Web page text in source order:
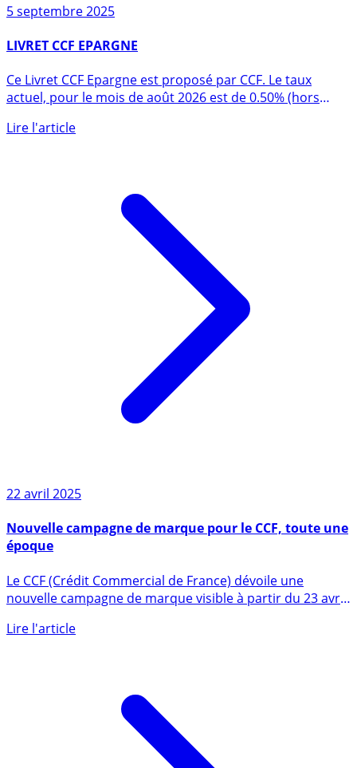
Sur le même sujet
5 septembre 2025
LIVRET CCF EPARGNE
actuel, pour le mois de août 2026 est de 0.50% (hors
22 avril 2025
époque
Le CCF (Crédit Commercial de France) dévoile une
nouvelle campagne de marque visible à partir du 23 avril